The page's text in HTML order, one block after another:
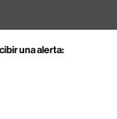
una alerta: